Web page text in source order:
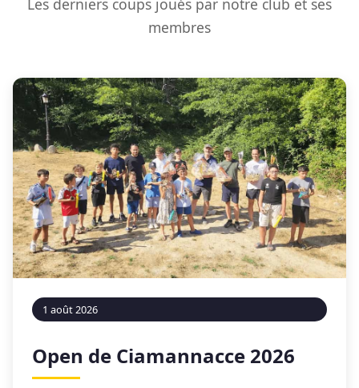
Les derniers coups joués par notre club et ses
membres
1 août 2026
Open de Ciamannacce 2026